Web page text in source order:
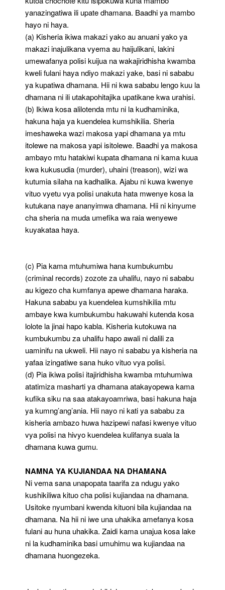
yanazingatiwa ili upate dhamana. Baadhi ya mambo
hayo ni haya.
(a) Kisheria ikiwa makazi yako au anuani yako ya
makazi inajulikana vyema au haijulikani, lakini
umewafanya polisi kuijua na wakajiridhisha kwamba
kweli fulani haya ndiyo makazi yake, basi ni sababu
ya kupatiwa dhamana. Hii ni kwa sababu lengo kuu la
dhamana ni ili utakapohitajika upatikane kwa urahisi.
(b) Ikiwa kosa alilotenda mtu ni la kudhaminika,
hakuna haja ya kuendelea kumshikilia. Sheria
imeshaweka wazi makosa yapi dhamana ya mtu
itolewe na makosa yapi isitolewe. Baadhi ya makosa
ambayo mtu hatakiwi kupata dhamana ni kama kuua
kwa kukusudia (murder), uhaini (treason), wizi wa
kutumia silaha na kadhalika. Ajabu ni kuwa kwenye
vituo vyetu vya polisi unakuta hata mwenye kosa la
kutukana naye ananyimwa dhamana. Hii ni kinyume
cha sheria na muda umefika wa raia wenyewe
kuyakataa haya.
(c) Pia kama mtuhumiwa hana kumbukumbu
(criminal records) zozote za uhalifu, nayo ni sababu
au kigezo cha kumfanya apewe dhamana haraka.
Hakuna sababu ya kuendelea kumshikilia mtu
ambaye kwa kumbukumbu hakuwahi kutenda kosa
lolote la jinai hapo kabla. Kisheria kutokuwa na
kumbukumbu za uhalifu hapo awali ni dalili za
uaminifu na ukweli. Hii nayo ni sababu ya kisheria na
yafaa izingatiwe sana huko vituo vya polisi.
(d) Pia ikiwa polisi itajiridhisha kwamba mtuhumiwa
atatimiza masharti ya dhamana atakayopewa kama
kufika siku na saa atakayoamriwa, basi hakuna haja
ya kumng’ang’ania. Hii nayo ni kati ya sababu za
kisheria ambazo huwa hazipewi nafasi kwenye vituo
vya polisi na hivyo kuendelea kulifanya suala la
dhamana kuwa gumu.
NAMNA YA KUJIANDAA NA DHAMANA
Ni vema sana unapopata taarifa za ndugu yako
kushikiliwa kituo cha polisi kujiandaa na dhamana.
Usitoke nyumbani kwenda kituoni bila kujiandaa na
dhamana. Na hii ni iwe una uhakika amefanya kosa
fulani au huna uhakika. Zaidi kama unajua kosa lake
ni la kudhaminika basi umuhimu wa kujiandaa na
dhamana huongezeka.